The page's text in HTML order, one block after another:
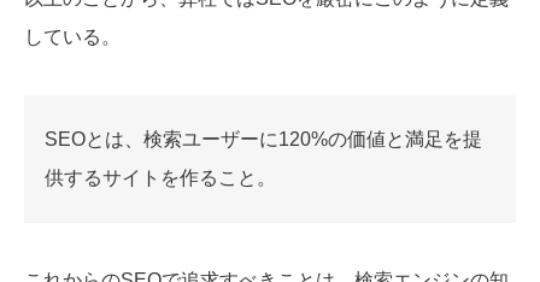
している。
SEOとは、検索ユーザーに120%の価値と満足を提
供するサイトを作ること。